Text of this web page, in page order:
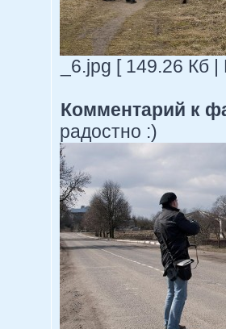
_6.jpg [ 149.26 Кб
Комментарий к
радостно :)